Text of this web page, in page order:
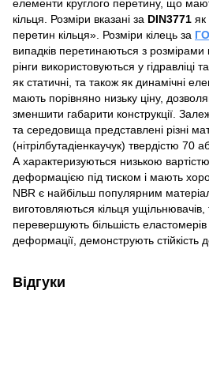
елементи круглого перетину, що
кільця. Розміри вказані за DIN3771 як
перетин кільця». Розміри кілець за
випадків перетинаються з розмірами
рінги використовуються у гідравліці
як статичні, та також як динамічні
мають порівняно низьку ціну,
зменшити габарити конструкції.
та середовища представлені різні
(нітрілбутадіенкаучук) твердістю 70
А характеризуються низькою
деформацією під тиском і мають
NBR є найбільш популярним
виготовляються кільця
перевершують більшість
деформації, демонструють стійкість
Відгуки